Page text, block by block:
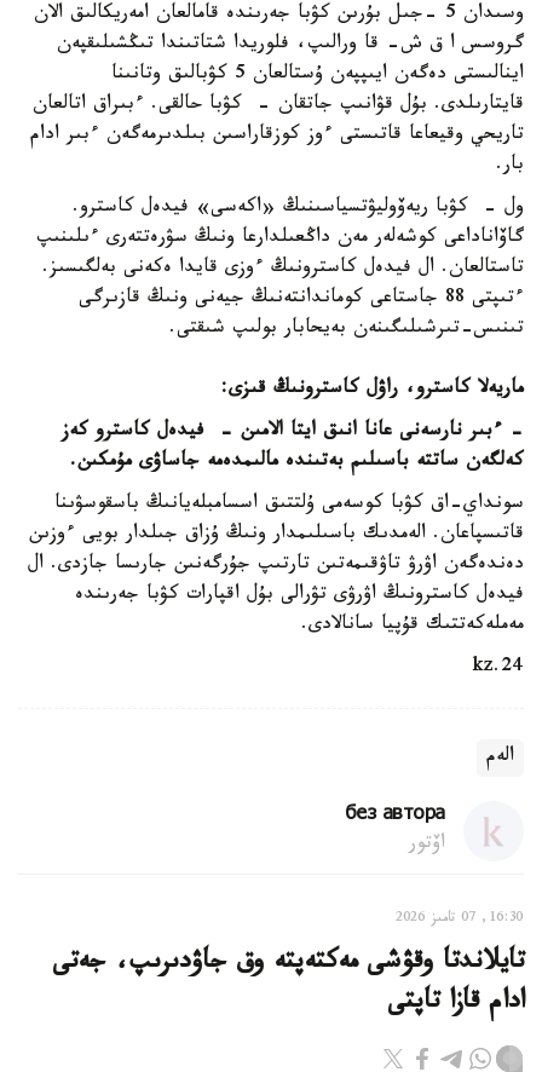
وسىدان 5 -جىل بۇرىن كۋبا جەرىندە قامالعان امەريكالىق الان
گروسس ا ق ش- قا ورالىپ، فلوريدا شتاتىندا تىڭشىلىقپەن
اينالىستى دەگەن ايىپپەن ۇستالعان 5 كۋبالىق وتانىنا
قايتارىلدى. بۇل قۋانىپ جاتقان - كۋبا حالقى. ءبىراق اتالعان
تاريحي وقيعاعا قاتىستى ءوز كوزقاراسىن بىلدىرمەگەن ءبىر ادام
بار.
ول - كۋبا ريەۆوليۋتسياسىنىڭ «اكەسى» فيدەل كاسترو.
گاۆاناداعى كوشەلەر مەن داڭعىلدارعا ونىڭ سۋرەتتەرى ءىلىنىپ
تاستالعان. ال فيدەل كاسترونىڭ ءوزى قايدا ەكەنى بەلگىسىز.
ءتىپتى 88 جاستاعى كوماندانتەنىڭ جيەنى ونىڭ قازىرگى
تىنىس-تىرشىلىگىنەن بەيحابار بولىپ شىقتى.
ماريەلا كاسترو، راۋل كاسترونىڭ قىزى:
- ءبىر نارسەنى عانا انىق ايتا الامىن - فيدەل كاسترو كەز
كەلگەن ساتتە باسىلىم بەتىندە مالىمدەمە جاساۋى مۇمكىن.
سونداي-اق كۋبا كوسەمى ۇلتتىق اسسامبلەيانىڭ باسقوسۋىنا
قاتىسپاعان. الەمدىك باسىلىمدار ونىڭ ۇزاق جىلدار بويى ءوزىن
دەندەگەن اۋرۋ تاۋقىمەتىن تارتىپ جۇرگەنىن جارىسا جازدى. ال
فيدەل كاسترونىڭ اۋرۋى تۋرالى بۇل اقپارات كۋبا جەرىندە
مەملەكەتتىك قۇپيا سانالادى.
24.kz
الەم
без автора
اۆتور
16:30, 07 تامىز 2026
تايلاندتا وقۋشى مەكتەپتە وق جاۋدىرىپ، جەتى
ادام قازا تاپتى